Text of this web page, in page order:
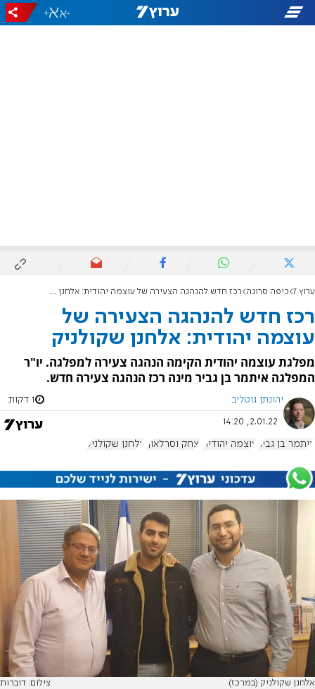
-
+
ערוץ 7 כיפה סרוגה רכז חדש להנהגה הצעירה של עוצמה יהודית: אלחנן שקולניק
רכז חדש להנהגה הצעירה של
עוצמה יהודית: אלחנן שקולניק
מפלגת עוצמה יהודית הקימה הנהגה צעירה למפלגה. יו"ר
המפלגה איתמר בן גביר מינה רכז הנהגה צעירה חדש.
יהונתן גוטליב 1 דקות
2.01.22, 14:20
איתמר בן גביר עוצמה יהודית יצחק וסרלאוף אלחנן שקולניק
אלחנן שקולניק (במרכז) צילום: דוברות